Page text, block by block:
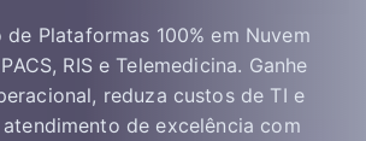
Plataformas 100% em Nuvem
RIS e Telemedicina. Ganhe
reduza custos de TI e
de excelência com